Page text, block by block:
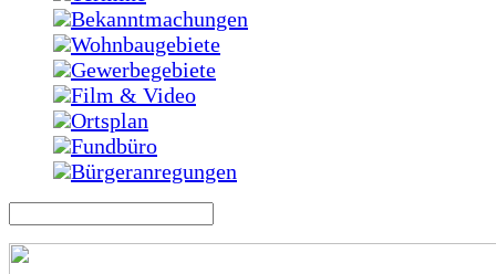
Bekanntmachungen
Wohnbaugebiete
Gewerbegebiete
Film & Video
Ortsplan
Fundbüro
Bürgeranregungen